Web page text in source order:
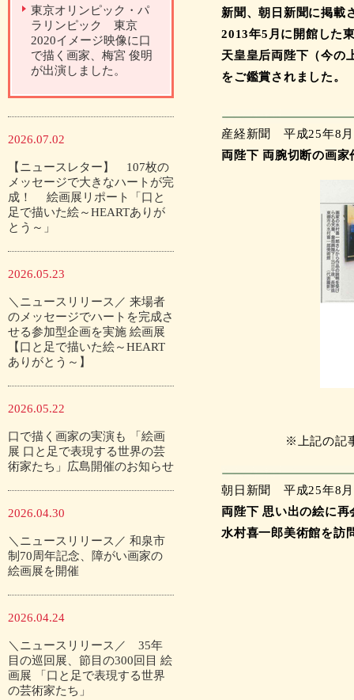
東京オリンピック・パ
ラリンピック 東京
2020イメージ映像に口
で描く画家、梅宮 俊明
が出演しました。
2026.07.02
【ニュースレター】 107枚の
メッセージで大きなハートが完
成！ 絵画展リポート「口と
足で描いた絵～HEARTありが
とう～」
2026.05.23
＼ニュースリリース／ 来場者
のメッセージでハートを完成さ
せる参加型企画を実施 絵画展
【口と足で描いた絵～HEART
ありがとう～】
2026.05.22
口で描く画家の実演も 「絵画
展 口と足で表現する世界の芸
術家たち」広島開催のお知らせ
2026.04.30
＼ニュースリリース／ 和泉市
制70周年記念、障がい画家の
絵画展を開催
2026.04.24
＼ニュースリリース／ 35年
目の巡回展、節目の300回目 絵
画展 「口と足で表現する世界
の芸術家たち」
新聞、朝日新聞に掲載
2013年5月に開館した
天皇皇后両陛下（今の
をご鑑賞されました。
産経新聞 平成25年8
両陛下 両腕切断の画
※上記の記
朝日新聞 平成25年8
両陛下 思い出の絵に再
水村喜一郎美術館を訪